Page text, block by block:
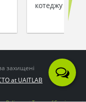
котеджу з
захищені
at UAITLAB